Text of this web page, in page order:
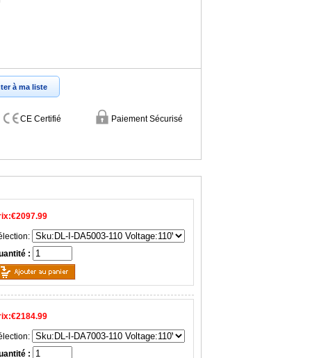
à ma liste
CE Certifié Paiement Sécurisé
€2097.99
:
€2184.99
: